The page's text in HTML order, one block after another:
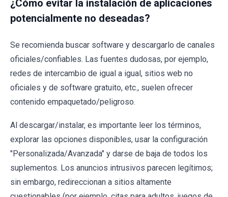
¿Cómo evitar la instalación de aplicaciones
potencialmente no deseadas?
Se recomienda buscar software y descargarlo de canales
oficiales/confiables. Las fuentes dudosas, por ejemplo,
redes de intercambio de igual a igual, sitios web no
oficiales y de software gratuito, etc., suelen ofrecer
contenido empaquetado/peligroso.
Al descargar/instalar, es importante leer los términos,
explorar las opciones disponibles, usar la configuración
"Personalizada/Avanzada" y darse de baja de todos los
suplementos. Los anuncios intrusivos parecen legítimos;
sin embargo, redireccionan a sitios altamente